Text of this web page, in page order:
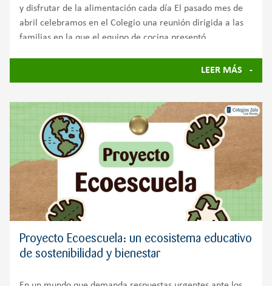
y disfrutar de la alimentación cada día El pasado mes de
abril celebramos en el Colegio una reunión dirigida a las
familias en la que el equipo de cocina presentó
LEER MÁS
Proyecto Ecoescuela: un ecosistema educativo
de sostenibilidad y bienestar